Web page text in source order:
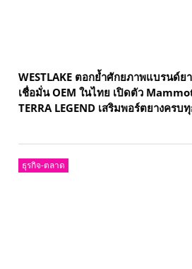
WESTLAKE ตอกย้ำศักยภาพแบรนด์ย
เชื่อมั่น OEM ในไทย เปิดตัว
TERRA LEGEND เสริมพอร์ตยางครบ
ธุรกิจ-ตลาด